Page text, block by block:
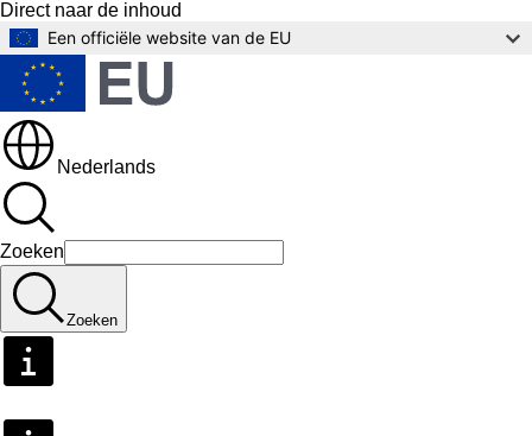
Direct naar de inhoud
Een officiële website van de EU
Nederlands
Zoeken
Zoeken